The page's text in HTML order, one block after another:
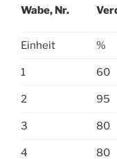
Wabe, Nr.
Einheit %
1 60
2 95
3 80
4 80